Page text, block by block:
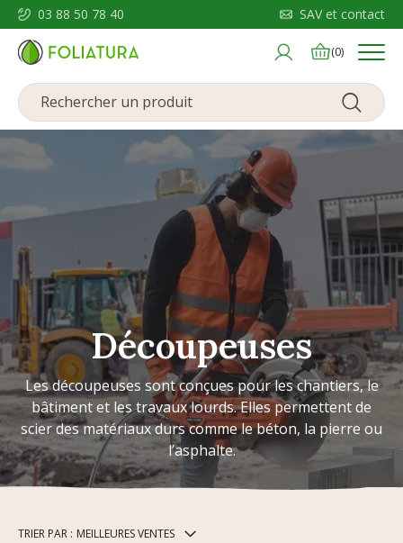
03 88 50 78 40 SAV et contact
(0) Menu
Découpeuses
Les découpeuses sont conçues pour les chantiers, le
bâtiment et les travaux lourds. Elles permettent de
scier des matériaux durs comme le béton, la pierre ou
l’asphalte.
TRIER PAR : MEILLEURES VENTES